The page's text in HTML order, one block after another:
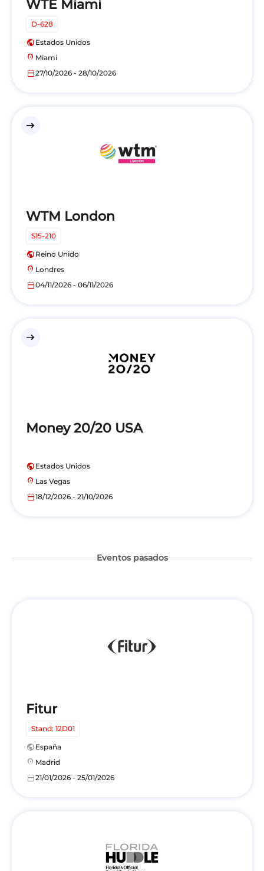
WTE Miami
D-628
public Estados Unidos
location_on Miami
calendar_today27/10/2026 - 28/10/2026
east
WTM London
S15-210
public Reino Unido
location_on Londres
calendar_today04/11/2026 - 06/11/2026
east
Money 20/20 USA
public Estados Unidos
location_on Las Vegas
calendar_today18/12/2026 - 21/10/2026
Eventos pasados
Fitur
Stand: 12D01
public España
location_on Madrid
calendar_today21/01/2026 - 25/01/2026